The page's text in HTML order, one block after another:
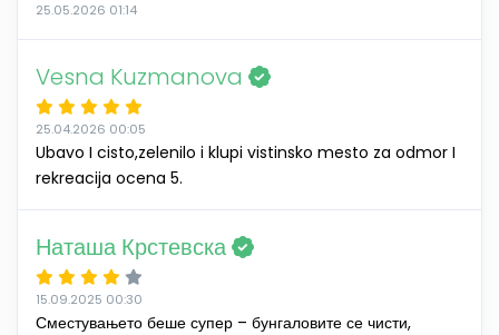
25.05.2026 01:14
Vesna Kuzmanova
25.04.2026 00:05
Ubavo I cisto,zelenilo i klupi vistinsko mesto za odmor I
rekreacija ocena 5.
Наташа Крстевска
15.09.2025 00:30
Сместувањето беше супер – бунгаловите се чисти,